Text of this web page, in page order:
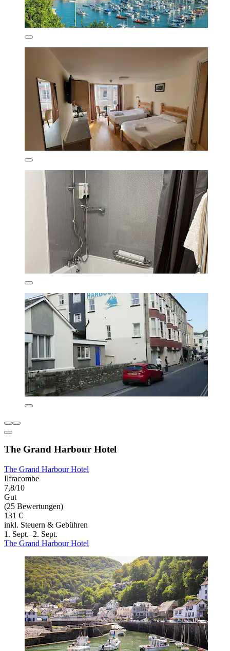
The Grand Harbour Hotel
The Grand Harbour Hotel
Ilfracombe
7,8/10
Gut
(25 Bewertungen)
131 €
inkl. Steuern & Gebühren
1. Sept.–2. Sept.
The Grand Harbour Hotel